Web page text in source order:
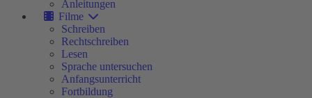
Anleitungen
Filme
Schreiben
Rechtschreiben
Lesen
Sprache untersuchen
Anfangsunterricht
Fortbildung